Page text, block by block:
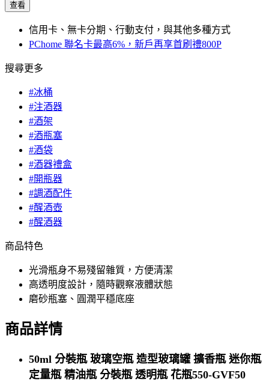
查看
信用卡、無卡分期、行動支付，與其他多種方式
PChome 聯名卡最高6%，新戶再享首刷禮800P
搜尋更多
#冰桶
#注酒器
#酒架
#酒瓶塞
#酒袋
#酒器禮盒
#開瓶器
#調酒配件
#醒酒壺
#醒酒器
商品特色
光滑瓶身不易殘留雜質，方便清潔
高透明度設計，隨時觀察液體狀態
磨砂瓶塞、圓潤平穩底座
商品詳情
50ml 分裝瓶 玻璃空瓶 造型玻璃罐 擴香瓶 迷你瓶
定量瓶 精油瓶 分裝瓶 透明瓶 花瓶550-GVF50